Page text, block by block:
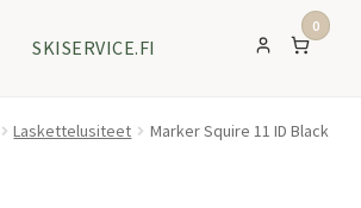
SKISERVICE.FI
0
Laskettelusiteet
Marker Squire 11 ID Black